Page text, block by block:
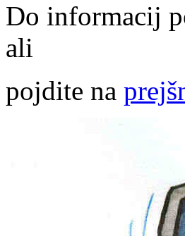
Do informacij
ali
pojdite na